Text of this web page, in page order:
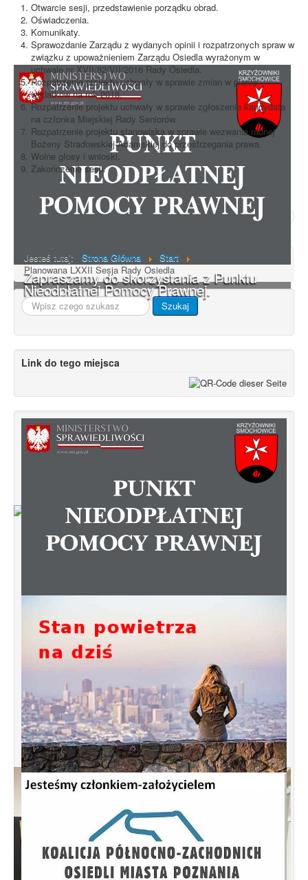
Zapraszamy do skorzystania z Punktu
Nieodpłatnej Pomocy Prawnej.
Od 1 stycznia 2023 roku zmiany w
funkcjonowaniu linii autobusowych
kursujących na Krzyżowniki-Smochowice
Otwarcie sesji, przedstawienie porządku obrad.
Oświadczenia.
Komunikaty.
Sprawozdanie Zarządu z wydanych opinii i rozpatrzonych spraw w
związku z upoważnieniem Zarządu Osiedla wyrażonym w
uchwale nr XVII/82/VII/2016 Rady Osiedla.
Rozpatrzenie projektu uchwały w sprawie zmian w planie
wydatków na rok 2018.
Rozpatrzenie projektu uchwały w sprawie zgłoszenia kandydata
na członka Miejskiej Rady Seniorów.
Rozpatrzenie projektu stanowiska w sprawie wezwania radnej
Bożeny Stradowskiej-Adamskiej do przestrzegania prawa.
Wolne głosy i wnioski.
Zakończenie sesji.
Poprzedni artykuł Następny artykuł
Jesteś tutaj: Strona Główna
Start
Planowana LXXII Sesja Rady Osiedla
Szukaj... Szukaj
Link do tego miejsca